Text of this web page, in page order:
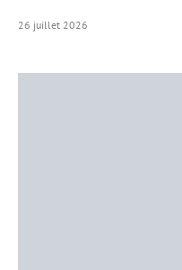
26 juillet 2026